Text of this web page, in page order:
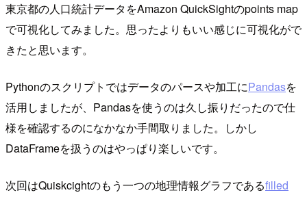
東京都の人口統計データをAmazon QuickSightのpoints map
で可視化してみました。思ったよりもいい感じに可視化がで
きたと思います。
Pythonのスクリプトではデータのパースや加工にPandasを
活用しましたが、Pandasを使うのは久し振りだったので仕
様を確認するのになかなか手間取りました。しかし
DataFrameを扱うのはやっぱり楽しいです。
次回はQuiskcightのもう一つの地理情報グラフであるfilled